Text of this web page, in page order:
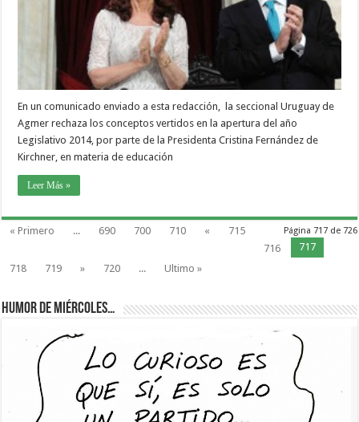
En un comunicado enviado a esta redacción, la seccional Uruguay de
Agmer rechaza los conceptos vertidos en la apertura del año
Legislativo 2014, por parte de la Presidenta Cristina Fernández de
Kirchner, en materia de educación
Leer Más »
Página 717 de 726
« Primero ... 690 700 710 «
715
716
717
718
719 » 720 ... Ultimo »
Humor de Miércoles…